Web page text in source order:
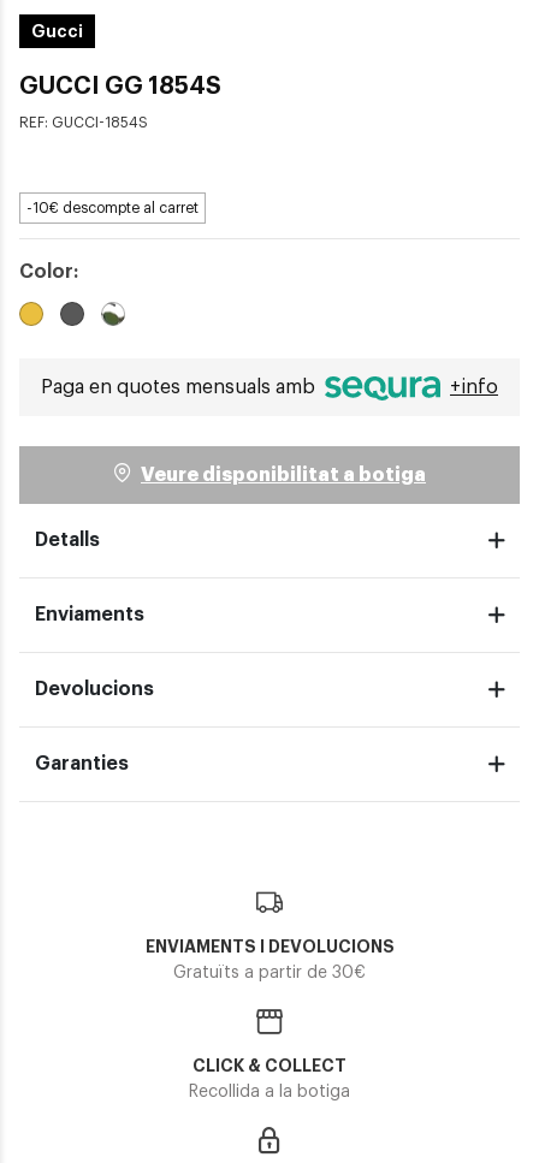
Gucci
GUCCI GG 1854S
REF: GUCCI-1854S
-10€ descompte al carret
Color:
Paga en quotes mensuals amb +info
Veure disponibilitat a botiga
Detalls
Enviaments
Devolucions
Garanties
ENVIAMENTS I DEVOLUCIONS
Gratuïts a partir de 30€
CLICK & COLLECT
Recollida a la botiga